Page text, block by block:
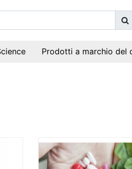
Prodotti a marchio del